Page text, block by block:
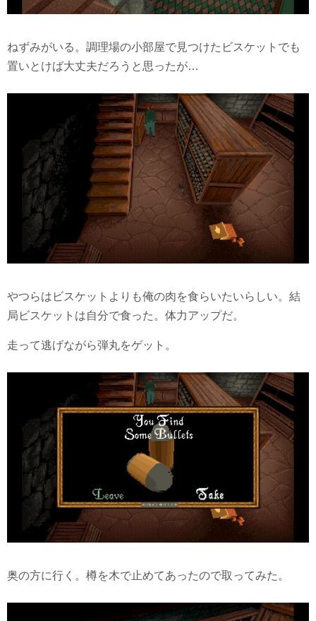
ねずみがいる。調理場の小部屋で見つけたビスケットでも
置いとけば大丈夫だろうと思ったが…
やつらはビスケットよりも俺の肉を食らいたいらしい。結
局ビスケットは自分で食った。体力アップだ。
走って逃げながら弾丸をゲット。
奥の方に行く。樽を木で止めてあったので取ってみた。